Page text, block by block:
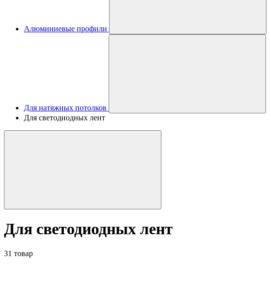
Алюминиевые профили
Для натяжных потолков
Для светодиодных лент
Для светодиодных лент
31 товар